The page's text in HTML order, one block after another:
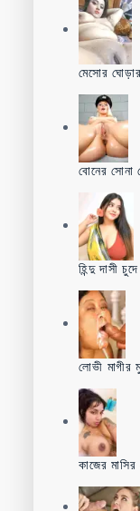
মেসোর
বোনের সোনা
হিন্দু দাসী
লোভী মাগীর
কাজের